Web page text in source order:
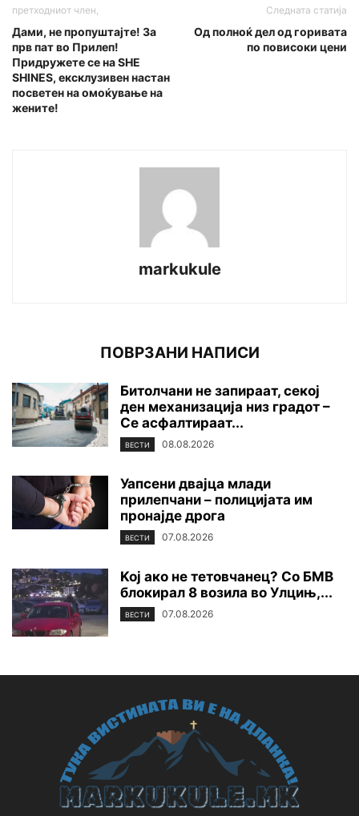
претходниот член,
Дами, не пропуштајте! За
прв пат во Прилеп!
Придружете се на SHE
SHINES, ексклузивен настан
посветен на омоќување на
жените!
Следната статија
Од полноќ дел од горивата
по повисоки цени
markukule
ПОВРЗАНИ НАПИСИ
Битолчани не запираат, секој
ден механизација низ градот –
Се асфалтираат...
ВЕСТИ 08.08.2026
Уапсени двајца млади
прилепчани – полицијата им
пронајде дpoга
ВЕСТИ 07.08.2026
Koj ако не тетовчанец? Со БМВ
блокирал 8 возила во Улцињ,...
ВЕСТИ 07.08.2026